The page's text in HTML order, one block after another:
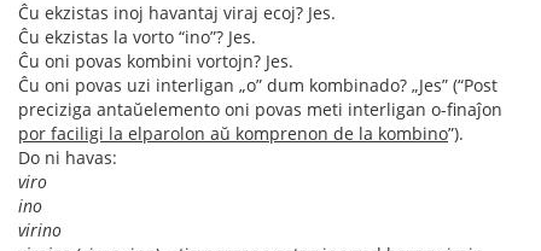
Ĉu ekzistas inoj havantaj viraj ecoj? Jes.
Ĉu ekzistas la vorto “ino”? Jes.
Ĉu oni povas kombini vortojn? Jes.
Ĉu oni povas uzi interligan „o” dum kombinado? „Jes” (“Post
preciziga antaŭelemento oni povas meti interligan o-finaĵon
por faciligi la elparolon aŭ komprenon de la kombino”).
Do ni havas:
viro
ino
virino